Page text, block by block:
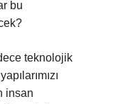
bu
teknolojik
insan